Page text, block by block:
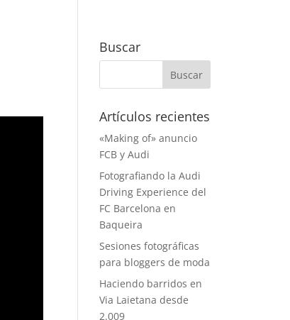
Buscar
Artículos recientes
«Making of» anuncio
FCB y Audi
Fotografiando la Audi
Driving Experience del
FC Barcelona en
Baqueira
Sesiones fotográficas
para bloggers de moda
Haciendo barridos en
Via Laietana desde
2.009